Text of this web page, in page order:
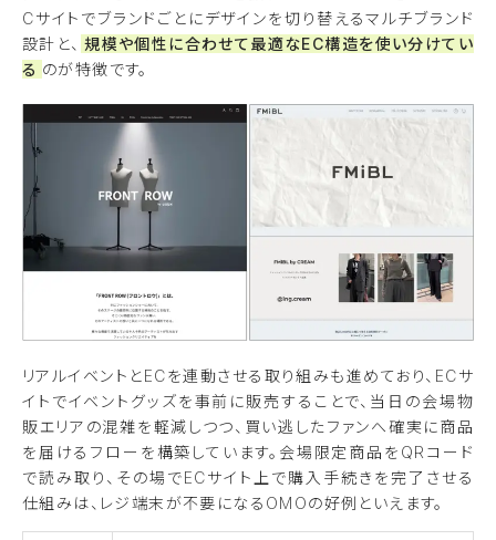
Cサイトでブランドごとにデザインを切り替えるマルチブランド
設計と、 規模や個性に合わせて最適なEC構造を使い分けてい
る のが特徴です。
リアルイベントとECを連動させる取り組みも進めており、ECサ
イトでイベントグッズを事前に販売することで、当日の会場物
販エリアの混雑を軽減しつつ、買い逃したファンへ確実に商品
を届けるフローを構築しています。会場限定商品をQRコード
で読み取り、その場でECサイト上で購入手続きを完了させる
仕組みは、レジ端末が不要になるOMOの好例といえます。